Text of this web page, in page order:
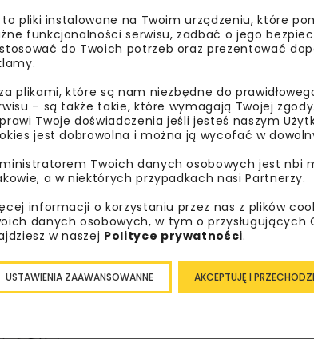
ZRID dla S16 Barczewo
Aspekty
budowie
z
Lubisz wiedzieć
Zapisz się do newslettera
branżowe, zaproszenia na
to pliki instalowane na Twoim urządzeniu, które
funkcjonalności serwisu, zadbać o jego
do Twoich potrzeb oraz prezentować
plikami, które są nam niezbędne do
– są także takie, które wymagają Twojej
Twoje doświadczenia jeśli jesteś naszym
jest dobrowolna i można ją wycofać w
Twoich danych osobowych jest nbi
a w niektórych przypadkach nasi Partnerzy.
informacji o korzystaniu przez nas z plików
danych osobowych, w tym o przysługujących
w naszej Polityce prywatności.
AKCEPTUJĘ I
USTAWIENIA ZAAWANSOWANNE